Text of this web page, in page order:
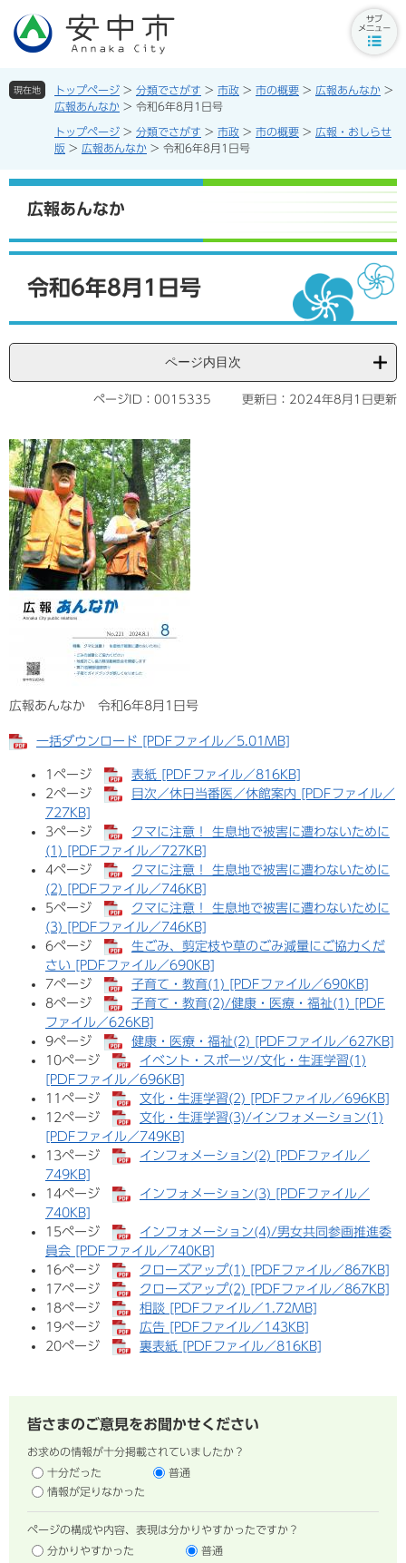
先
を
本
現在地 トップページ > 分類でさがす > 市政 > 市の概要 > 広報あんなか >
広報あんなか > 令和6年8月1日号
トップページ > 分類でさがす > 市政 > 市の概要 > 広報・おしらせ
版 > 広報あんなか > 令和6年8月1日号
広報あんなか
令和6年8月1日号
ページ内目次
ページID：0015335 更新日：2024年8月1日更新
広報あんなか 令和6年8月1日号
一括ダウンロード [PDFファイル／5.01MB]
1ページ
表紙 [PDFファイル／816KB]
2ページ
目次／休日当番医／休館案内 [PDFファイル／
727KB]
3ページ
クマに注意！ 生息地で被害に遭わないために
(1) [PDFファイル／727KB]
4ページ
クマに注意！ 生息地で被害に遭わないために
(2) [PDFファイル／746KB]
5ページ
クマに注意！ 生息地で被害に遭わないために
(3) [PDFファイル／746KB]
6ページ
生ごみ、剪定枝や草のごみ減量にご協力くだ
さい [PDFファイル／690KB]
7ページ
子育て・教育(1) [PDFファイル／690KB]
8ページ
子育て・教育(2)/健康・医療・福祉(1) [PDF
ファイル／626KB]
9ページ
健康・医療・福祉(2) [PDFファイル／627KB]
10ページ
イベント・スポーツ/文化・生涯学習(1)
[PDFファイル／696KB]
11ページ
文化・生涯学習(2) [PDFファイル／696KB]
12ページ
文化・生涯学習(3)/インフォメーション(1)
[PDFファイル／749KB]
13ページ
インフォメーション(2) [PDFファイル／
749KB]
14ページ
インフォメーション(3) [PDFファイル／
740KB]
15ページ
インフォメーション(4)/男女共同参画推進委
員会 [PDFファイル／740KB]
16ページ
クローズアップ(1) [PDFファイル／867KB]
17ページ
クローズアップ(2) [PDFファイル／867KB]
18ページ
相談 [PDFファイル／1.72MB]
19ページ
広告 [PDFファイル／143KB]
20ページ
裏表紙 [PDFファイル／816KB]
皆さまのご意見をお聞かせください
お求めの情報が十分掲載されていましたか？
十分だった
普通
情報が足りなかった
ページの構成や内容、表現は分かりやすかったですか？
分かりやすかった
普通
ニ
ー
ン